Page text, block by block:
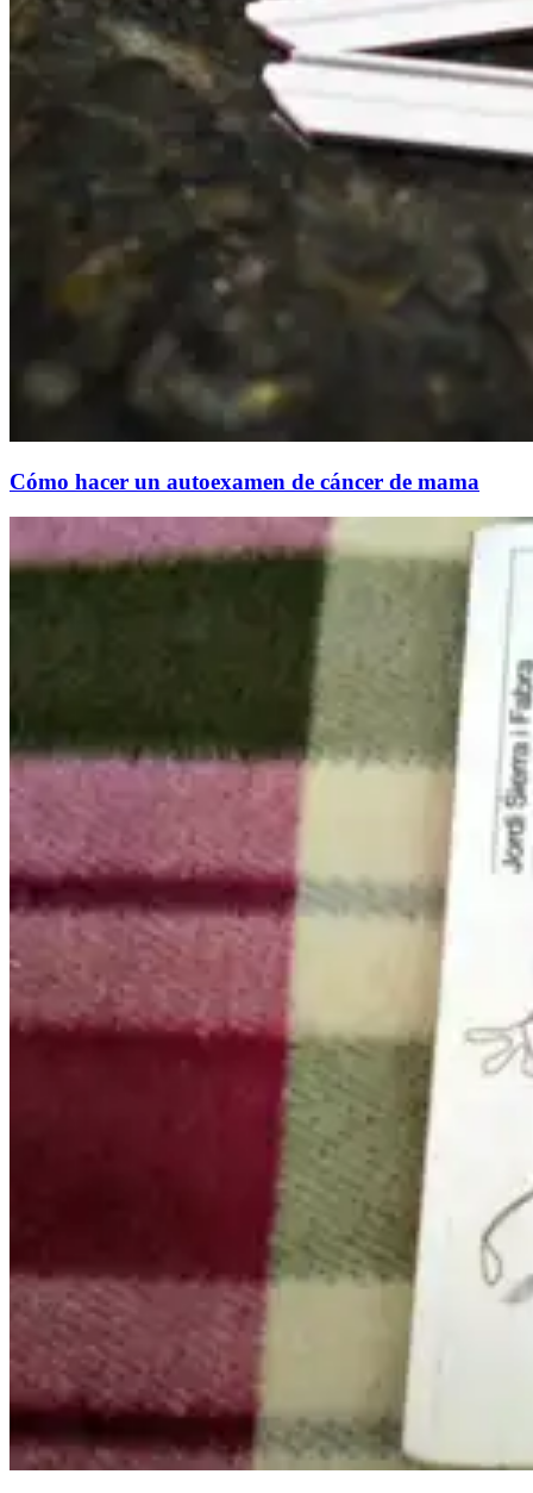
Cómo hacer un autoexamen de cáncer de mama